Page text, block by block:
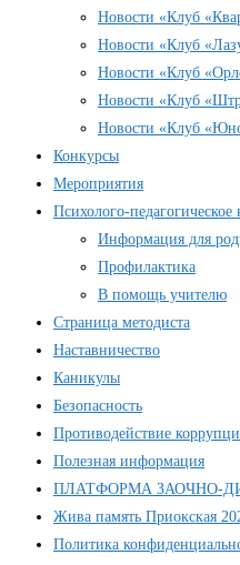
Новости «Клуб
Новости «Клуб
Новости «Клуб
Новости «Клуб
Новости «Клуб
Конкурсы
Мероприятия
Психолого-педагогическое
Информация для
Профилактика
В помощь учителю
Страница методиста
Наставничество
Каникулы
Безопасность
Противодействие
Полезная информация
ПЛАТФОРМА ЗАОЧНО-
Жива память Приокская
Политика